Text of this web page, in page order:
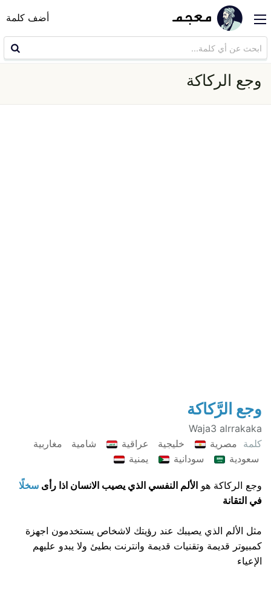
أضف كلمة
وجع الركاكة
وجع الرَّكاكة
Waja3 alrrakaka
كلمة مصرية خليجية عراقية شامية
مغاربية
سعودية
سودانية يمنية
وجع الركاكة هو الألم النفسي الذي يصيب الانسان اذا رأى سخل
في التقانة
مثل الألم الذي يصيبك عند رؤيتك لاشخاص يستخدمون اجهزة
كمبيوتر قديمة وتقنيات قديمة وانترنت بطيئ ولا يبدو عليهم
الإعياء